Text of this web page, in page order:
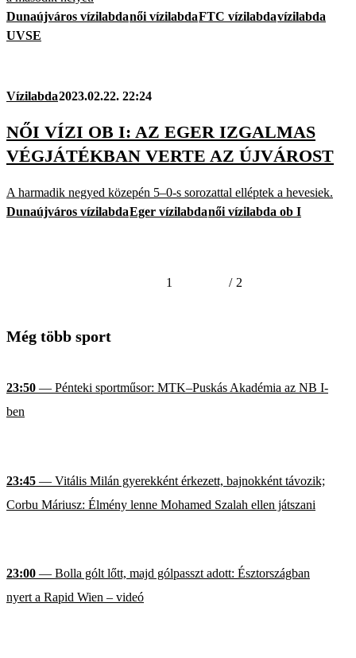
Dunaújváros vízilabdanői vízilabdaFTC vízilabdavízilabda
UVSE
Vízilabda2023.02.22. 22:24
NŐI VÍZI OB I: AZ EGER IZGALMAS
VÉGJÁTÉKBAN VERTE AZ ÚJVÁROST
A harmadik negyed közepén 5–0-s sorozattal elléptek a hevesiek.
Dunaújváros vízilabdaEger vízilabdanői vízilabda ob I
1 / 2
Még több sport
23:50 — Pénteki sportműsor: MTK–Puskás Akadémia az NB I-
ben
23:45 — Vitális Milán gyerekként érkezett, bajnokként távozik;
Corbu Máriusz: Élmény lenne Mohamed Szalah ellen játszani
23:00 — Bolla gólt lőtt, majd gólpasszt adott: Észtországban
nyert a Rapid Wien – videó